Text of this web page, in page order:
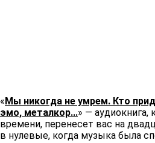
«Мы никогда не умрем. Кто
эмо, металкор...» — аудиокнига,
времени, перенесет вас на
в нулевые, когда музыка была